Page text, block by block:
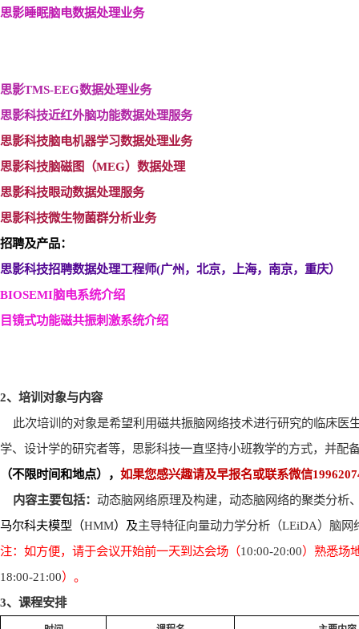
思影睡眠脑电数据处理业务
思影TMS-EEG数据处理业务
思影科技近红外脑功能数据处理服务
思影科技脑电机器学习数据处理业务
思影科技脑磁图（MEG）数据处理
思影科技眼动数据处理服务
思影科技微生物菌群分析业务
招聘及产品：
思影科技招聘数据处理工程师(广州，北京，上海，南京，重庆）
BIOSEMI脑电系统介绍
目镜式功能磁共振刺激系统介绍
2、培训对象与内容
此次培训的对象是希望利用磁共振脑网络技术进行研究的临床
学、设计学的研究者等，思影科技一直坚持小班教学的方式，并
（不限时间和地点）， 如果您感兴趣请及早报名或联系微信
内容主要包括： 动态脑网络原理及构建，动态脑网络的聚类分析
马尔科夫模型（HMM）及主导特征向量动力学分析（LEiDA）脑网
注：如方便，请于会议开始前一天到达会场（10:00-20:00）熟悉场
18:00-21:00）。
3、课程安排